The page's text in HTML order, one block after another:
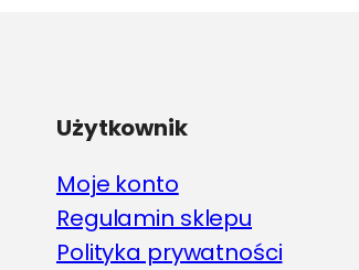
Użytkownik
Moje konto
Regulamin sklepu
Polityka prywatności